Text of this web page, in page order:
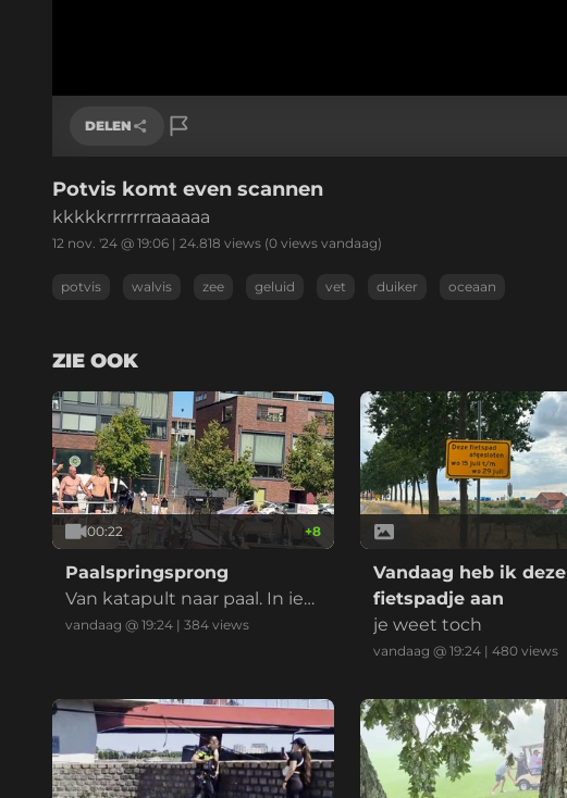
DELEN
Link kopiëren
Potvis komt even scannen
kkkkkrrrrrrraaaaaa
12 nov. '24 @ 19:06 | 24.818 views (0 views vandaag)
potvis walvis zee geluid vet duiker oceaan
ZIE OOK
00:22 +8
Paalspringsprong
Van katapult naar paal. In ied
er geval geen knie in het gez
vandaag @ 19:24 | 384 views
Vandaag heb ik deze
fietspadje aan
je weet toch
vandaag @ 19:24| 480views